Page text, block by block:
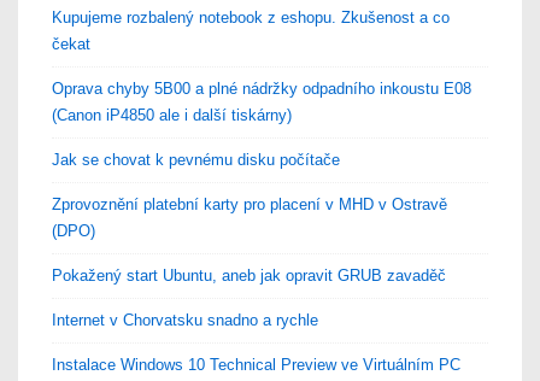
Kupujeme rozbalený notebook z eshopu. Zkušenost a co
čekat
Oprava chyby 5B00 a plné nádržky odpadního inkoustu E08
(Canon iP4850 ale i další tiskárny)
Jak se chovat k pevnému disku počítače
Zprovoznění platební karty pro placení v MHD v Ostravě
(DPO)
Pokažený start Ubuntu, aneb jak opravit GRUB zavaděč
Internet v Chorvatsku snadno a rychle
Instalace Windows 10 Technical Preview ve Virtuálním PC